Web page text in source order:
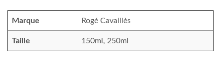
Marque Rogé Cavaillès
Taille 150ml, 250ml